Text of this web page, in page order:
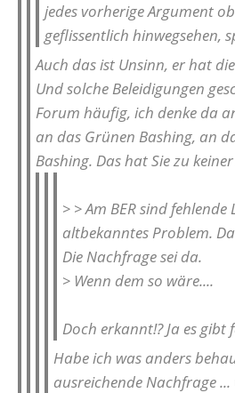
jedes vorherige Argument
geflissentlich hinwegsehen,
Auch das ist Unsinn, er hat
Und solche Beleidigungen
Forum häufig, ich denke da
an das Grünen Bashing, an
Bashing. Das hat Sie zu
> > Am BER sind
altbekanntes Problem.
Die Nachfrage sei da.
> Wenn dem so wäre....
Doch erkannt!? Ja es gibt
Habe ich was anders
ausreichende Nachfrage